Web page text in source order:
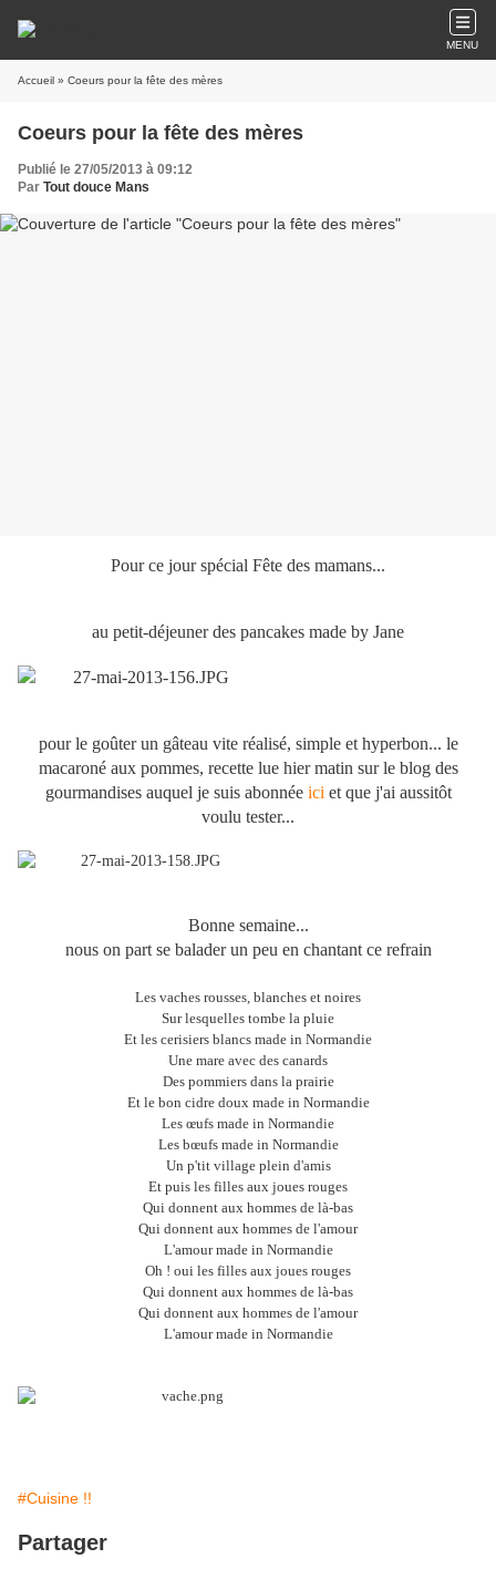
MENU
Accueil » Coeurs pour la fête des mères
Coeurs pour la fête des mères
Publié le 27/05/2013 à 09:12
Par Tout douce Mans
Pour ce jour spécial Fête des mamans...
au petit-déjeuner des pancakes made by Jane
pour le goûter un gâteau vite réalisé, simple et hyperbon... le
macaroné aux pommes, recette lue hier matin sur le blog des
gourmandises auquel je suis abonnée ici et que j'ai aussitôt
voulu tester...
Bonne semaine...
nous on part se balader un peu en chantant ce refrain
Les vaches rousses, blanches et noires
Sur lesquelles tombe la pluie
Et les cerisiers blancs made in Normandie
Une mare avec des canards
Des pommiers dans la prairie
Et le bon cidre doux made in Normandie
Les œufs made in Normandie
Les bœufs made in Normandie
Un p'tit village plein d'amis
Et puis les filles aux joues rouges
Qui donnent aux hommes de là-bas
Qui donnent aux hommes de l'amour
L'amour made in Normandie
Oh ! oui les filles aux joues rouges
Qui donnent aux hommes de là-bas
Qui donnent aux hommes de l'amour
L'amour made in Normandie
#Cuisine !!
Partager